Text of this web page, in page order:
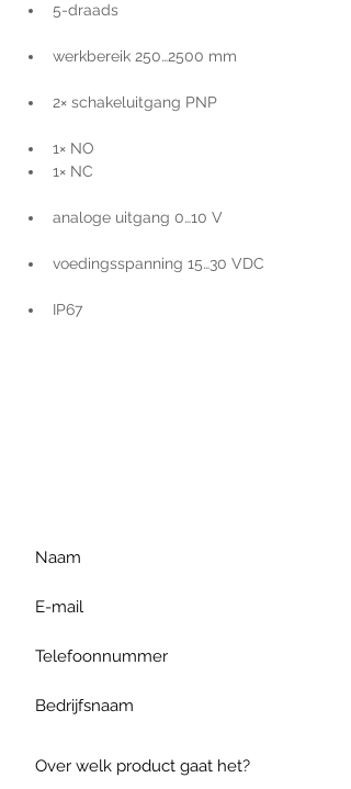
5-draads
werkbereik 250…2500 mm
2× schakeluitgang PNP
1× NO
1× NC
analoge uitgang 0…10 V
voedingsspanning 15…30 VDC
IP67